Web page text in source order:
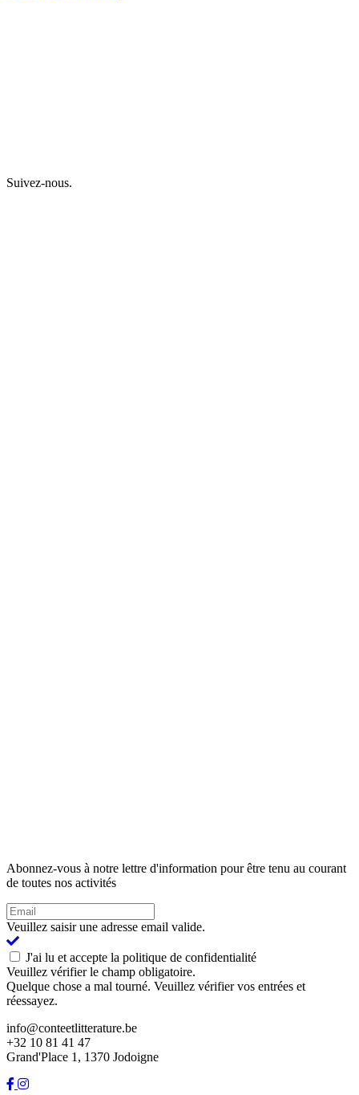
Suivez-nous.
Abonnez-vous à notre lettre d'information pour être tenu au courant
de toutes nos activités
Veuillez saisir une adresse email valide.
J'ai lu et accepte la politique de confidentialité
Veuillez vérifier le champ obligatoire.
Quelque chose a mal tourné. Veuillez vérifier vos entrées et
réessayez.
info@conteetlitterature.be
+32 10 81 41 47
Grand'Place 1, 1370 Jodoigne